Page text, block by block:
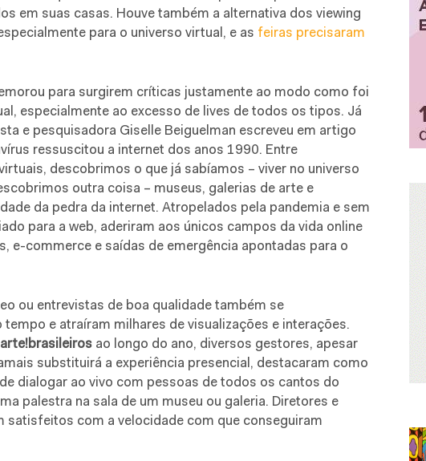
em suas casas. Houve também a alternativa dos viewing
para o universo virtual, e as feiras precisaram
para surgirem críticas justamente ao modo como foi
especialmente ao excesso de lives de todos os tipos. Já
e pesquisadora Giselle Beiguelman escreveu em artigo
ressuscitou a internet dos anos 1990. Entre
descobrimos o que já sabíamos – viver no universo
outra coisa – museus, galerias de arte e
da pedra da internet. Atropelados pela pandemia e sem
para a web, aderiram aos únicos campos da vida online
e-commerce e saídas de emergência apontadas para o
ou entrevistas de boa qualidade também se
e atraíram milhares de visualizações e interações.
arte!brasileiros ao longo do ano, diversos gestores, apesar
substituirá a experiência presencial, destacaram como
dialogar ao vivo com pessoas de todos os cantos do
palestra na sala de um museu ou galeria. Diretores e
satisfeitos com a velocidade com que conseguiram